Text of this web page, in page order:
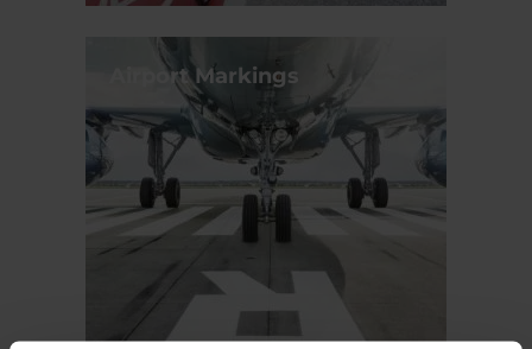
Airport Markings